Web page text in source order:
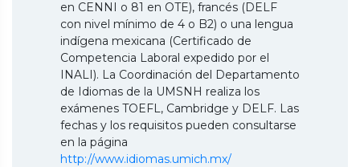
en CENNI o 81 en OTE), francés (DELF
con nivel mínimo de 4 o B2) o una lengua
indígena mexicana (Certificado de
Competencia Laboral expedido por el
INALI). La Coordinación del Departamento
de Idiomas de la UMSNH realiza los
exámenes TOEFL, Cambridge y DELF. Las
fechas y los requisitos pueden consultarse
en la página
http://www.idiomas.umich.mx/